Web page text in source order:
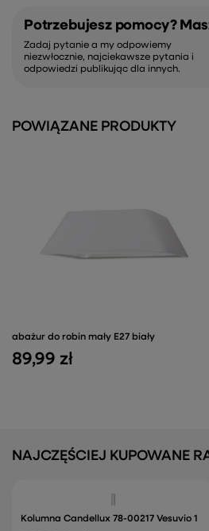
Potrzebujesz pomocy?
Zadaj pytanie a my odpowiemy
niezwłocznie, najciekawsze pytania i
odpowiedzi publikując dla innych.
POWIĄZANE PRODUKTY
abażur do robin mały E27 biały
89,99 zł
NAJCZĘŚCIEJ KUPOWANE
Kolumna Candellux 78-00217 Vesuvio 1